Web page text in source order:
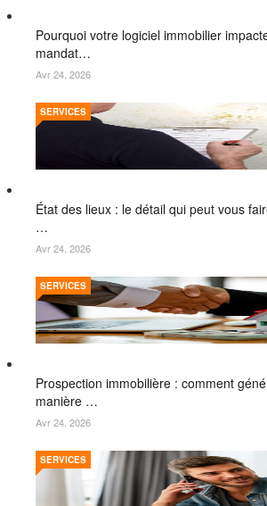
Pourquoi votre logiciel immobilier
mandat…
Avr 24, 2026
État des lieux : le détail qui peut vous
…
SERVICES
Avr 24, 2026
Prospection immobilière : comment
manière …
SERVICES
Avr 24, 2026
SERVICES